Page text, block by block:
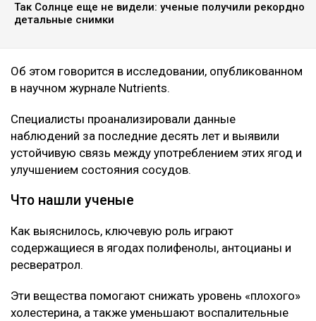
Так Солнце еще не видели: ученые получили рекордно
детальные снимки
Об этом говорится в исследовании, опубликованном
в научном журнале Nutrients.
Специалисты проанализировали данные
наблюдений за последние десять лет и выявили
устойчивую связь между употреблением этих ягод и
улучшением состояния сосудов.
Что нашли ученые
Как выяснилось, ключевую роль играют
содержащиеся в ягодах полифенолы, антоцианы и
ресвератрол.
Эти вещества помогают снижать уровень «плохого»
холестерина, а также уменьшают воспалительные